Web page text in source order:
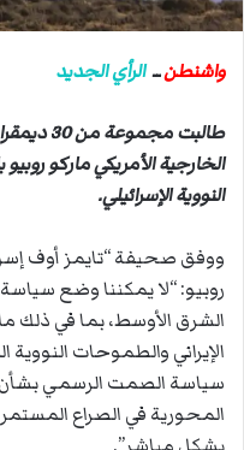
ل
ت
و
ن
ي
واشنطنــالرأي الجديد
طالبت
الخارجية الأمريكي ماركو
النووية الإسرائيلي.
ووفق صحيفة “تايمز أوف
روبيو: “لا يمكننا وضع
الشرق الأوسط، بما في ذلك
الإيراني والطموحات
سياسة الصمت الرسمي بشأن
المحورية في الصراع